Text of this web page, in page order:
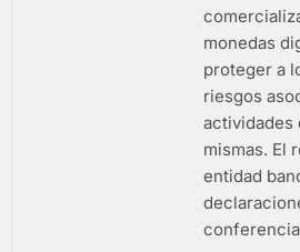
monedas
proteger a
riesgos
actividades
mismas. El
entidad